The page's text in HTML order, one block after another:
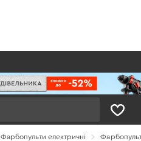
Фарбопульти електричні